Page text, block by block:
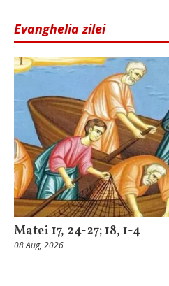
Evanghelia zilei
Matei 17, 24-27; 18, 1-4
08 Aug, 2026